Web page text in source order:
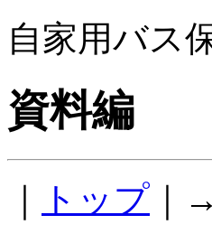
自家用バス
資料編
トップ